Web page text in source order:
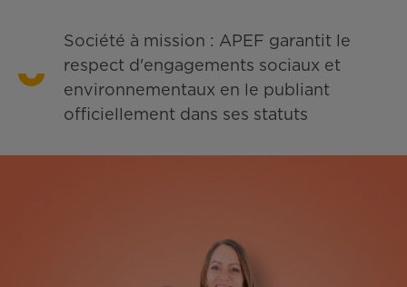
Société à mission : APEF garantit le
respect d'engagements sociaux et
environnementaux en le publiant
officiellement dans ses statuts